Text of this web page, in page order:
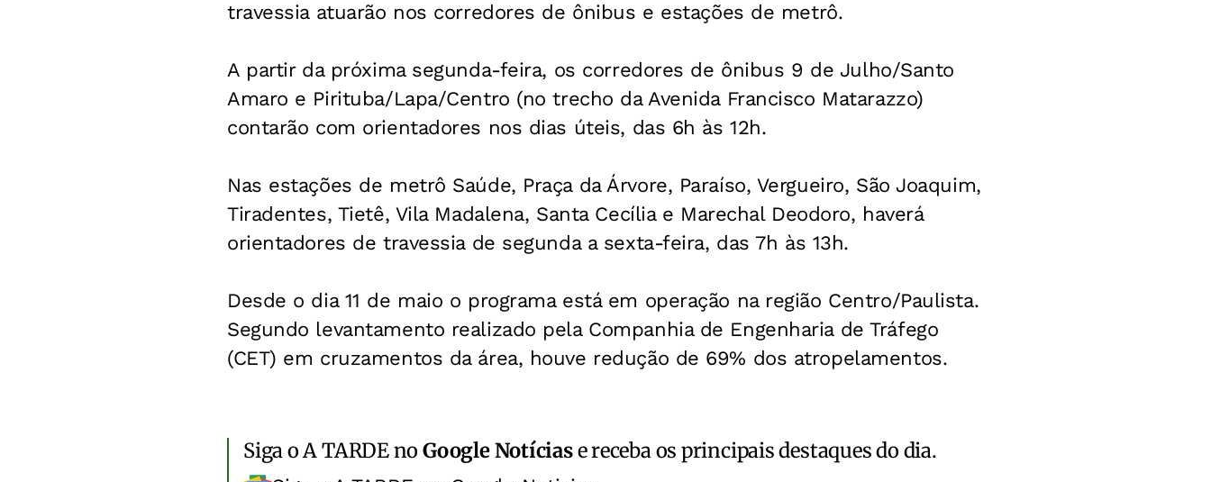
travessia atuarão nos corredores de ônibus e estações de metrô.
A partir da próxima segunda-feira, os corredores de ônibus 9 de Julho/Santo
Amaro e Pirituba/Lapa/Centro (no trecho da Avenida Francisco Matarazzo)
contarão com orientadores nos dias úteis, das 6h às 12h.
Nas estações de metrô Saúde, Praça da Árvore, Paraíso, Vergueiro, São Joaquim,
Tiradentes, Tietê, Vila Madalena, Santa Cecília e Marechal Deodoro, haverá
orientadores de travessia de segunda a sexta-feira, das 7h às 13h.
Desde o dia 11 de maio o programa está em operação na região Centro/Paulista.
Segundo levantamento realizado pela Companhia de Engenharia de Tráfego
(CET) em cruzamentos da área, houve redução de 69% dos atropelamentos.
Siga o A TARDE noGoogle Notíciase receba os principais destaques do dia.